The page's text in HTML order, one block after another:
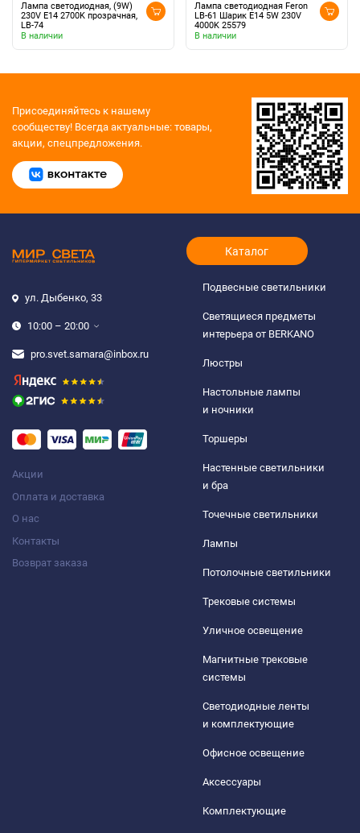
Лампа светодиодная, (9W)
230V E14 2700K прозрачная,
LB-74
В наличии
Лампа светодиодная Feron
LB-61 Шарик E14 5W 230V
4000K 25579
В наличии
Присоединяйтесь к нашему
сообществу! Всегда актуальные: товары,
акции, спецпредложения.
ул. Дыбенко, 33
10:00 – 20:00
pro.svet.samara@inbox.ru
Акции
Оплата и доставка
О нас
Контакты
Возврат заказа
Каталог
Подвесные светильники
Светящиеся предметы
интерьера от BERKANO
Люстры
Настольные лампы
и ночники
Торшеры
Настенные светильники
и бра
Точечные светильники
Лампы
Потолочные светильники
Трековые системы
Уличное освещение
Магнитные трековые
системы
Светодиодные ленты
и комплектующие
Офисное освещение
Аксессуары
Комплектующие